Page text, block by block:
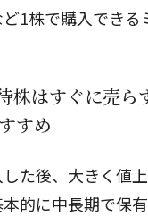
1株で購入できる
株はすぐに売ら
すめ
した後、大きく値
的に中長期で保